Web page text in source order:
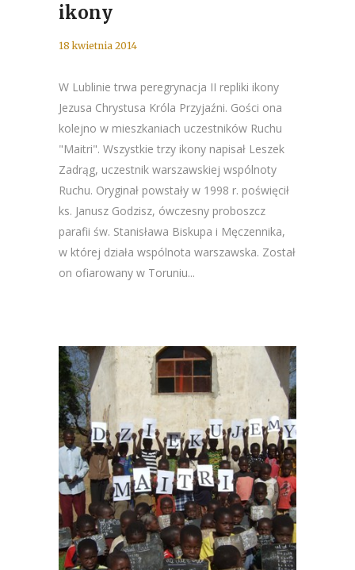
ikony
18 kwietnia 2014
W Lublinie trwa peregrynacja II repliki ikony
Jezusa Chrystusa Króla Przyjaźni. Gości ona
kolejno w mieszkaniach uczestników Ruchu
"Maitri". Wszystkie trzy ikony napisał Leszek
Zadrąg, uczestnik warszawskiej wspólnoty
Ruchu. Oryginał powstały w 1998 r. poświęcił
ks. Janusz Godzisz, ówczesny proboszcz
parafii św. Stanisława Biskupa i Męczennika,
w której działa wspólnota warszawska. Został
on ofiarowany w Toruniu...